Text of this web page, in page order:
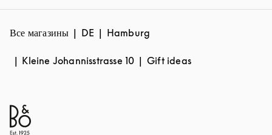
Все магазины DE Hamburg
Kleine Johannisstrasse 10 Gift ideas